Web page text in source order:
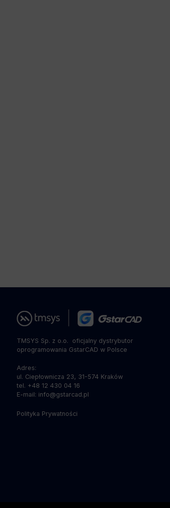
TMSYS Sp. z o.o. ­ oficjalny dystrybutor
oprogramowania GstarCAD w Polsce
Adres:
ul. Ciepłownicza 23, 31-574 Kraków
tel. +48 12 430 04 16
E-mail: info@gstarcad.pl
Polityka Prywatności